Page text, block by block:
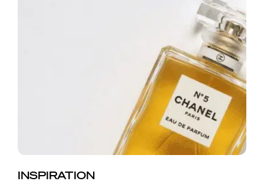
INSPIRATION